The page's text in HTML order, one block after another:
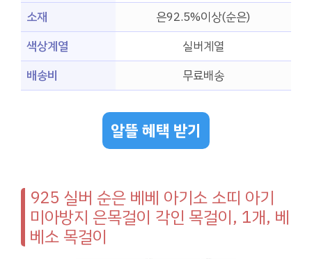
소재
은92.5%이상(순은)
색상계열
실버계열
배송비
무료배송
알뜰 혜택 받기
925 실버 순은 베베 아기소 소띠 아기
미아방지 은목걸이 각인 목걸이, 1개, 베
베소 목걸이